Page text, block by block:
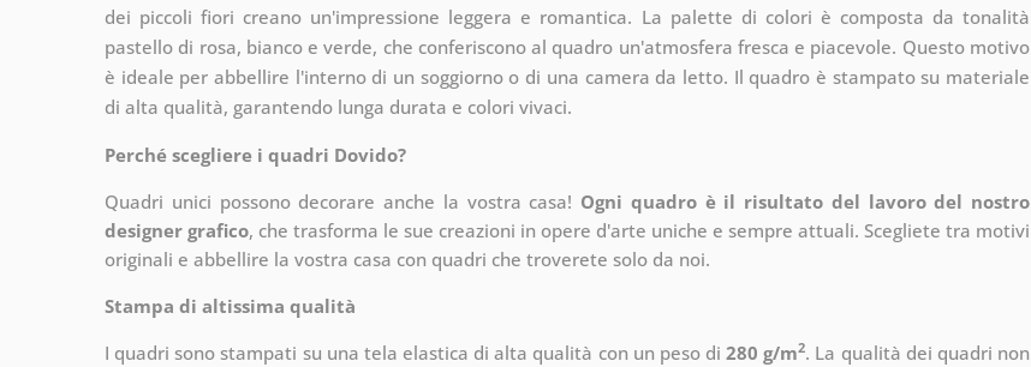
dei piccoli fiori creano un'impressione leggera e romantica. La palette di colori è composta da tonalità
pastello di rosa, bianco e verde, che conferiscono al quadro un'atmosfera fresca e piacevole. Questo motivo
è ideale per abbellire l'interno di un soggiorno o di una camera da letto. Il quadro è stampato su materiale
di alta qualità, garantendo lunga durata e colori vivaci.
Perché scegliere i quadri Dovido?
Quadri unici possono decorare anche la vostra casa! Ogni quadro è il risultato del lavoro del nostro
designer grafico, che trasforma le sue creazioni in opere d'arte uniche e sempre attuali. Scegliete tra motivi
originali e abbellire la vostra casa con quadri che troverete solo da noi.
Stampa di altissima qualità
I quadri sono stampati su una tela elastica di alta qualità con un peso di280 g/m2. La qualità dei quadri non